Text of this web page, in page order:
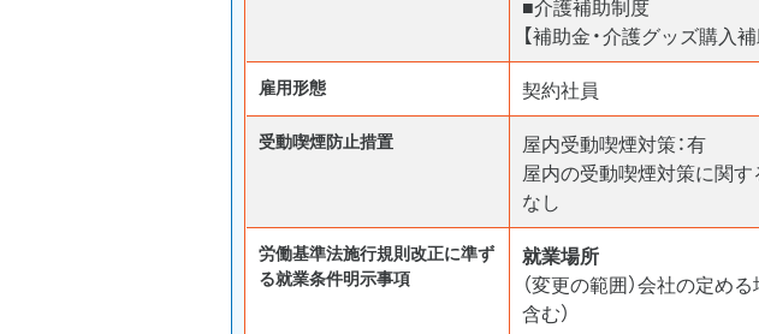
■介護補助制度
【補助金・介護グッズ購入補
雇用形態 契約社員
受動喫煙防⽌措置
屋内受動喫煙対策：有
屋内の受動喫煙対策に関
なし
労働基準法施行規則改正に準ず
る就業条件明示事項
就業場所
（変更の範囲）会社の定め
含む）